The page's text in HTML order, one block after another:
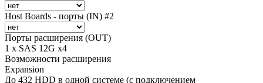
Host Boards - порты (IN) #2
Порты расширения (OUT)
1 x SAS 12G x4
Возможности расширения
Expansion
До 432 HDD в одной системе (с подключением